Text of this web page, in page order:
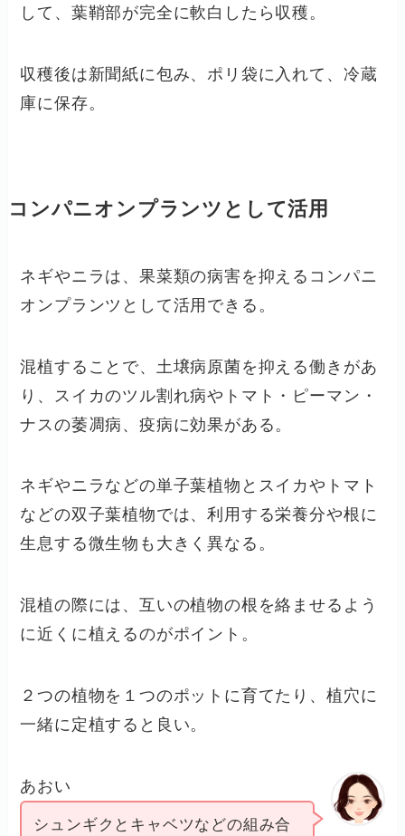
して、葉鞘部が完全に軟白したら収穫。
収穫後は新聞紙に包み、ポリ袋に入れて、冷蔵
庫に保存。
コンパニオンプランツとして活用
ネギやニラは、果菜類の病害を抑えるコンパニ
オンプランツとして活用できる。
混植することで、土壌病原菌を抑える働きがあ
り、スイカのツル割れ病やトマト・ピーマン・
ナスの萎凋病、疫病に効果がある。
ネギやニラなどの単子葉植物とスイカやトマト
などの双子葉植物では、利用する栄養分や根に
生息する微生物も大きく異なる。
混植の際には、互いの植物の根を絡ませるよう
に近くに植えるのがポイント。
２つの植物を１つのポットに育てたり、植穴に
一緒に定植すると良い。
あおい
シュンギクとキャベツなどの組み合